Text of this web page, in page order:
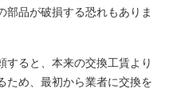
部品が破損する恐れもありま
すると、本来の交換工賃より
ため、最初から業者に交換を